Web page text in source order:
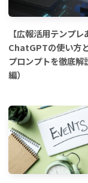
【広報活用テンプレ
ChatGPTの使い方
プロンプトを徹底解
編）